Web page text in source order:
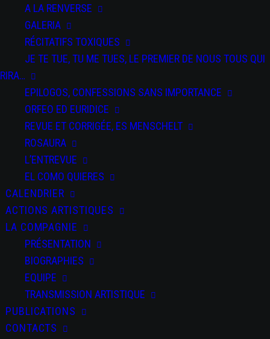
A LA RENVERSE
GALERIA
RÉCITATIFS TOXIQUES
JE TE TUE, TU ME TUES, LE PREMIER DE NOUS TOUS QUI
RIRA…
EPILOGOS, CONFESSIONS SANS IMPORTANCE
ORFEO ED EURIDICE
REVUE ET CORRIGÉE, ES MENSCHELT
ROSAURA
L’ENTREVUE
EL COMO QUIERES
CALENDRIER
ACTIONS ARTISTIQUES
LA COMPAGNIE
PRÉSENTATION
BIOGRAPHIES
EQUIPE
TRANSMISSION ARTISTIQUE
PUBLICATIONS
CONTACTS